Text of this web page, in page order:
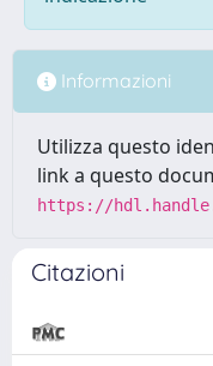
Informazioni
Utilizza questo
link a questo
https://
Citazioni